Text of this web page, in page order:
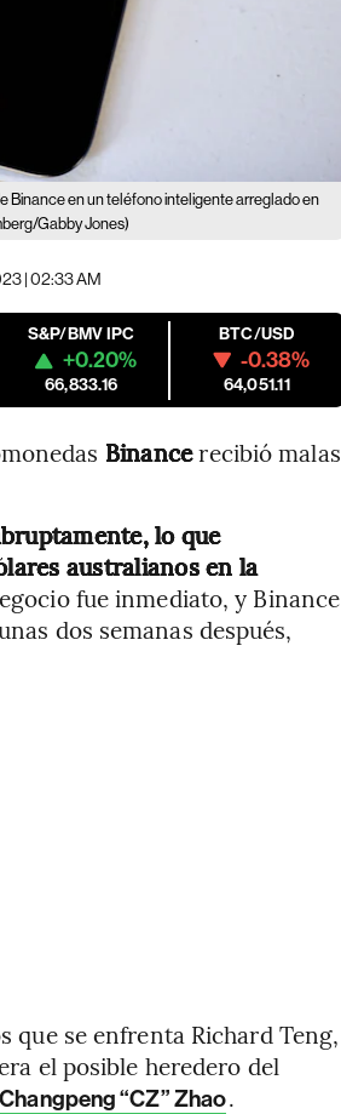
Binance en un teléfono inteligente arreglado en
Gabby Jones)
| 02:33 AM
S&P/BMV IPC
+0.20%
66,833.16
BTC/USD
-0.38%
64,051.11
Binancerecibió malas
lo que
australianos en la
fue inmediato, y Binance
dos semanas después,
que se enfrenta Richard Teng,
el posible heredero del
Changpeng “CZ” Zhao.